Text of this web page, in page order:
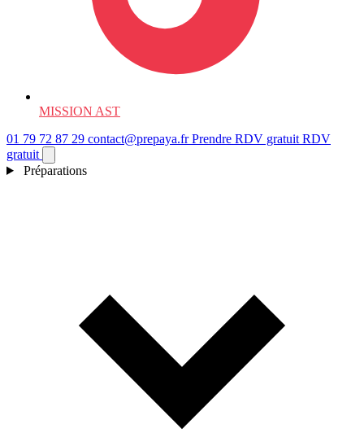
MISSION AST
01 79 72 87 29 contact@prepaya.frPrendre RDV gratuit RDV
gratuit
Préparations